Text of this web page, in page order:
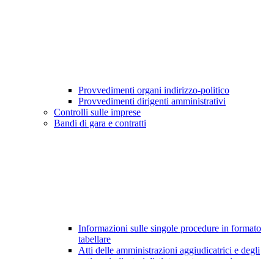
Provvedimenti organi indirizzo-politico
Provvedimenti dirigenti amministrativi
Controlli sulle imprese
Bandi di gara e contratti
Informazioni sulle singole procedure in formato
tabellare
Atti delle amministrazioni aggiudicatrici e degli